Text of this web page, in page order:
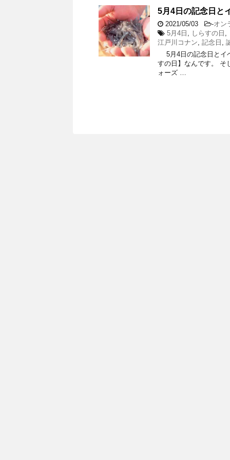
5月4日の記念日と
2021/05/03 -オン
5月4日 , しらすの日 ,
江戸川コナン, 記念日 ,
5月4日の記念日とイ
すの日】なんです。 そ
ォーズ …